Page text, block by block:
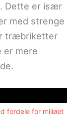
Dette er især
med strenge
træbriketter
er mere
fordele for miljøet